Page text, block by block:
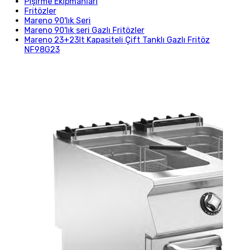
Fritözler
Mareno 90'lık Seri
Mareno 90'lık seri Gazlı Fritözler
Mareno 23+23lt Kapasiteli Çift Tanklı Gazlı Fritöz
NF98G23